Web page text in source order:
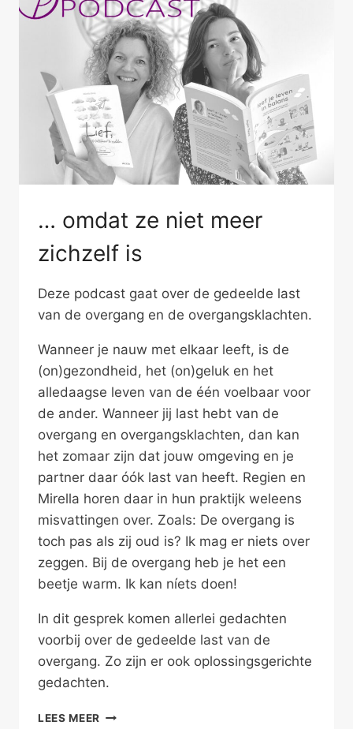
… omdat ze niet meer
zichzelf is
Deze podcast gaat over de gedeelde last
van de overgang en de overgangsklachten.
Wanneer je nauw met elkaar leeft, is de
(on)gezondheid, het (on)geluk en het
alledaagse leven van de één voelbaar voor
de ander. Wanneer jij last hebt van de
overgang en overgangsklachten, dan kan
het zomaar zijn dat jouw omgeving en je
partner daar óók last van heeft. Regien en
Mirella horen daar in hun praktijk weleens
misvattingen over. Zoals: De overgang is
toch pas als zij oud is? Ik mag er niets over
zeggen. Bij de overgang heb je het een
beetje warm. Ik kan níets doen!
In dit gesprek komen allerlei gedachten
voorbij over de gedeelde last van de
overgang. Zo zijn er ook oplossingsgerichte
gedachten.
LEES MEER